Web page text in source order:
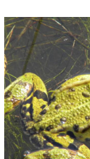
& Mer